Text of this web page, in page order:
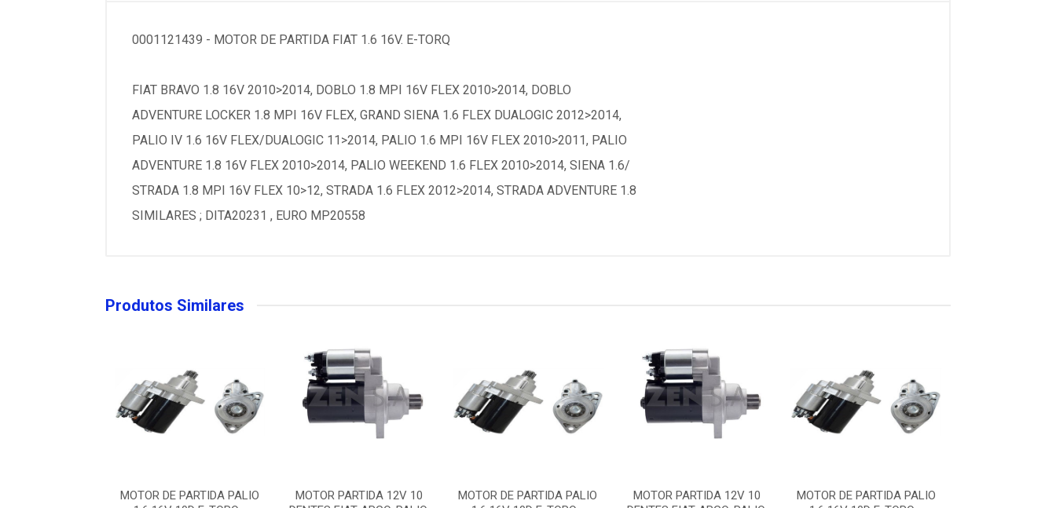
0001121439 - MOTOR DE PARTIDA FIAT 1.6 16V. E-TORQ
FIAT BRAVO 1.8 16V 2010>2014, DOBLO 1.8 MPI 16V FLEX 2010>2014, DOBLO
ADVENTURE LOCKER 1.8 MPI 16V FLEX, GRAND SIENA 1.6 FLEX DUALOGIC 2012>2014,
PALIO IV 1.6 16V FLEX/DUALOGIC 11>2014, PALIO 1.6 MPI 16V FLEX 2010>2011, PALIO
ADVENTURE 1.8 16V FLEX 2010>2014, PALIO WEEKEND 1.6 FLEX 2010>2014, SIENA 1.6/
STRADA 1.8 MPI 16V FLEX 10>12, STRADA 1.6 FLEX 2012>2014, STRADA ADVENTURE 1.8
SIMILARES ; DITA20231 , EURO MP20558
Produtos Similares
MOTOR DE PARTIDA PALIO
MOTOR PARTIDA 12V 10
MOTOR DE PARTIDA PALIO
MOTOR PARTIDA 12V 10
MOTOR DE PARTIDA PALIO